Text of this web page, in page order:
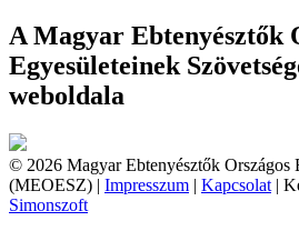
A Magyar Ebtenyésztők
Egyesületeinek
weboldala
© 2026 Magyar Ebtenyésztők Országos
(MEOESZ) | Impresszum | Kapcsolat |
Simonszoft